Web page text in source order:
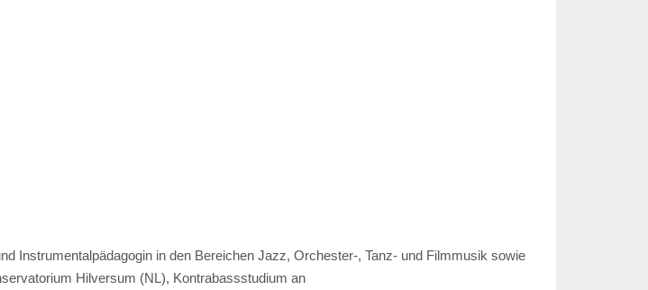
Instrumentalpädagogin in den Bereichen Jazz, Orchester-, Tanz- und Filmmusik sowie
Hilversum (NL), Kontrabassstudium an